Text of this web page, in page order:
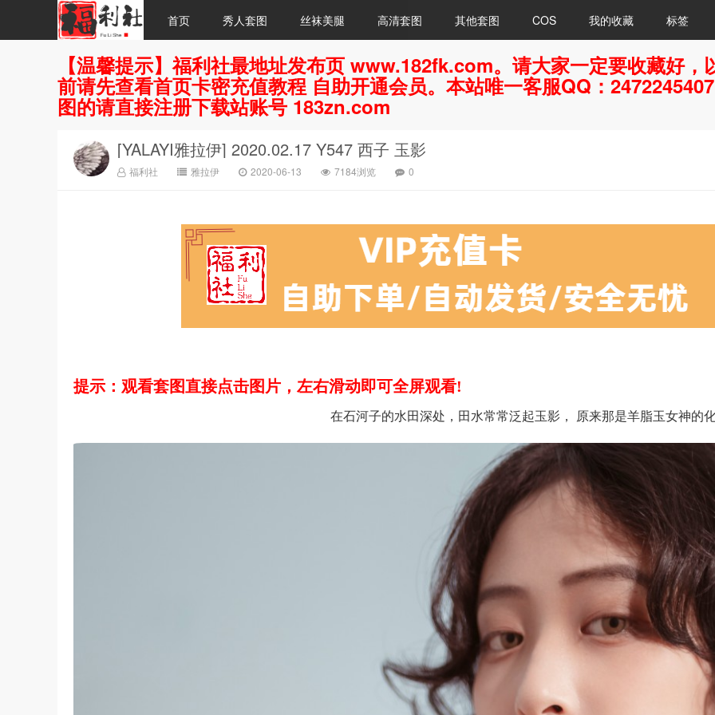
首页 秀人套图 丝袜美腿 高清套图 其他套图 COS 我的收藏 标签
【温馨提示】福利社最地址发布页 www.182fk.com。请大家一定要收藏好
前请先查看首页卡密充值教程 自助开通会员。本站唯一客服QQ：
图的请直接注册下载站账号 183zn.com
[YALAYI雅拉伊] 2020.02.17 Y547 西子 玉影
福利社 雅拉伊 2020-06-13 7184浏览 0
提示：观看套图直接点击图片，左右滑动即可全屏观看!
在石河子的水田深处，田水常常泛起玉影， 原来那是羊脂玉女神的